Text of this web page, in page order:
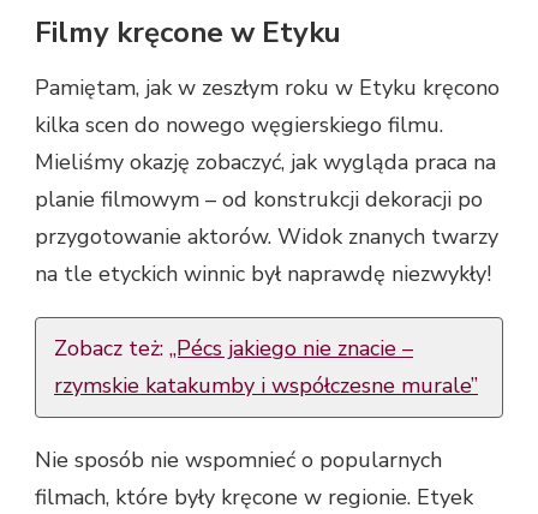
Filmy kręcone w Etyku
Pamiętam, jak w zeszłym roku w Etyku kręcono
kilka scen do nowego węgierskiego filmu.
Mieliśmy okazję zobaczyć, jak wygląda praca na
planie filmowym – od konstrukcji dekoracji po
przygotowanie aktorów. Widok znanych twarzy
na tle etyckich winnic był naprawdę niezwykły!
Zobacz też: „Pécs jakiego nie znacie –
rzymskie katakumby i współczesne murale”
Nie sposób nie wspomnieć o popularnych
filmach, które były kręcone w regionie. Etyek